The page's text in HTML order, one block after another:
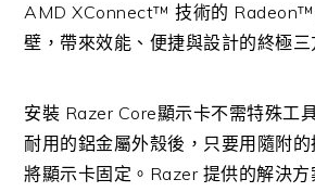
AMD XConnect™ 技術的 Radeon™
壁，帶來效能、便捷與設計的終極三
安裝 Razer Core顯示卡不需特殊工
耐用的鋁金屬外殼後，只要用隨附
將顯示卡固定。Razer 提供的解決